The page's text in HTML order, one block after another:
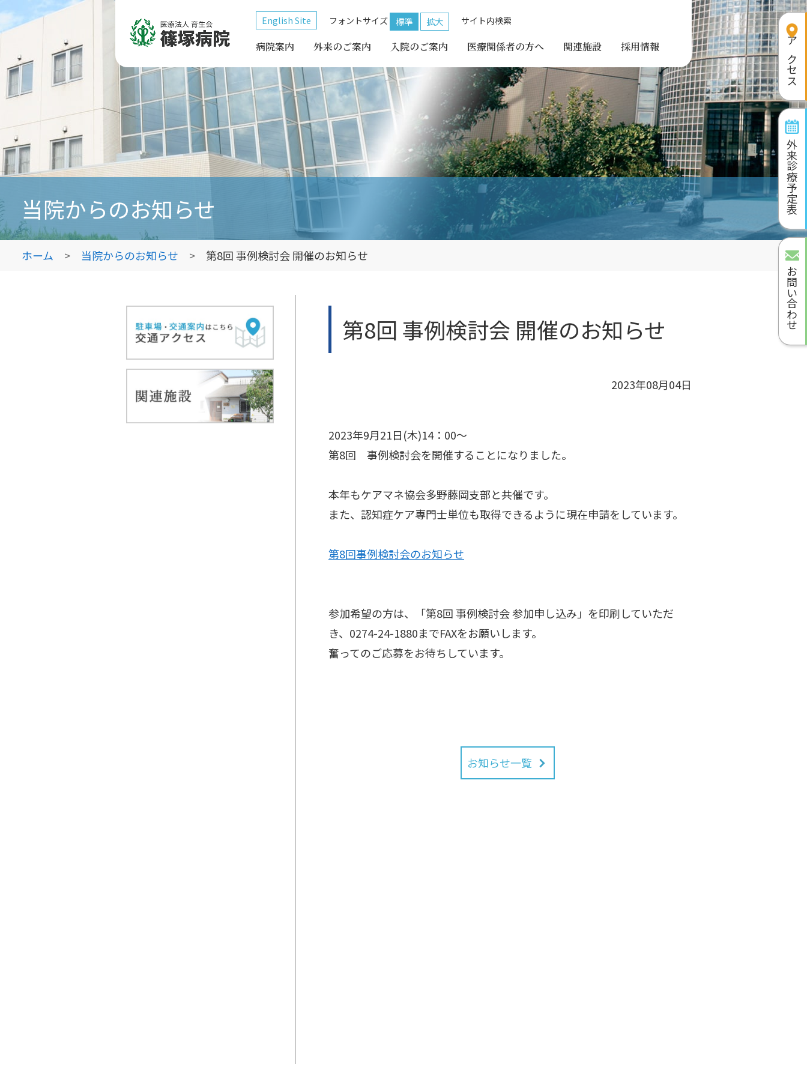
English Site フォントサイズ 標準 拡大 サイト内検索
病院案内 外来のご案内 入院のご案内 医療関係者の方へ 関連施設 採用情報
当院からのお知らせ
ホーム 当院からのお知らせ 第8回 事例検討会 開催のお知らせ
第8回 事例検討会 開催のお知らせ
2023年08月04日
2023年9月21日(木)14：00～
第8回　事例検討会を開催することになりました。
本年もケアマネ協会多野藤岡支部と共催です。
また、認知症ケア専門士単位も取得できるように現在申請をしています。
第8回事例検討会のお知らせ
参加希望の方は、「第8回 事例検討会 参加申し込み」を印刷していただ
き、0274-24-1880までFAXをお願いします。
奮ってのご応募をお待ちしています。
お知らせ一覧
アクセス
外来診療予定表
お問い合わせ